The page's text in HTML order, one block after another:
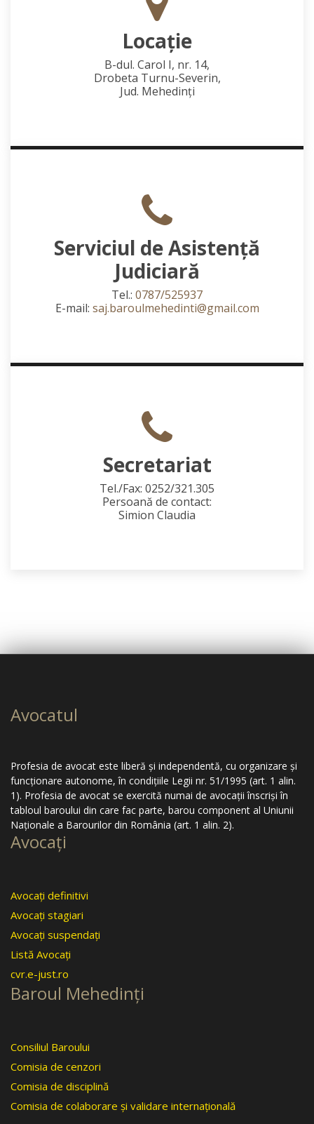
Locaţie
B-dul. Carol I, nr. 14,
Drobeta Turnu-Severin,
Jud. Mehedinţi
Serviciul de Asistență
Judiciară
Tel.: 0787/525937
E-mail: saj.baroulmehedinti@gmail.com
Secretariat
Tel./Fax: 0252/321.305
Persoană de contact:
Simion Claudia
Avocatul
Profesia de avocat este liberă şi independentă, cu organizare şi
funcţionare autonome, în condiţiile Legii nr. 51/1995 (art. 1 alin.
1). Profesia de avocat se exercită numai de avocaţii înscrişi în
tabloul baroului din care fac parte, barou component al Uniunii
Naţionale a Barourilor din România (art. 1 alin. 2).
Avocaţi
Avocaţi definitivi
Avocaţi stagiari
Avocaţi suspendaţi
Listă Avocaţi
cvr.e-just.ro
Baroul Mehedinţi
Consiliul Baroului
Comisia de cenzori
Comisia de disciplină
Comisia de colaborare şi validare internaţională